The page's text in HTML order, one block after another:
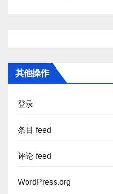
其他操作
登录
条目 feed
评论 feed
WordPress.org